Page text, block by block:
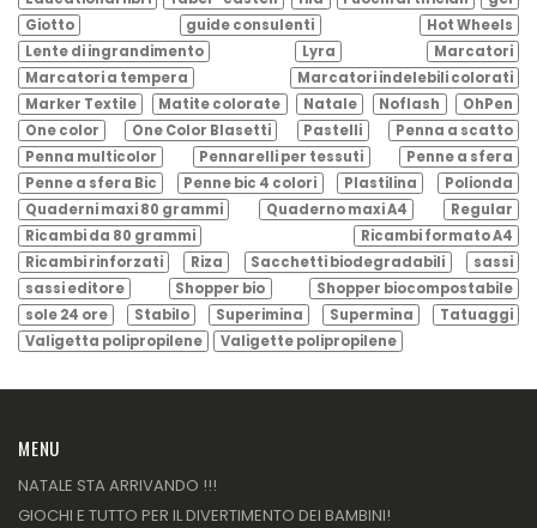
Giotto
guide consulenti
Hot Wheels
Lente di ingrandimento
Lyra
Marcatori
Marcatori a tempera
Marcatori indelebili colorati
Marker Textile
Matite colorate Natale Noflash
OhPen
One color
One Color Blasetti Pastelli
Penna a scatto
Penna multicolor
Pennarelli per tessuti
Penne a sfera
Penne a sfera Bic
Penne bic 4 colori Plastilina
Polionda
Quaderni maxi 80 grammi
Quaderno maxi A4
Regular
Ricambi da 80 grammi
Ricambi formato A4
Ricambi rinforzati
Riza Sacchetti biodegradabili
sassi
sassi editore
Shopper bio
Shopper biocompostabile
sole 24 ore
Stabilo Superimina Supermina
Tatuaggi
Valigetta polipropilene
Valigette polipropilene
MENU
NATALE STA ARRIVANDO !!!
GIOCHI E TUTTO PER IL DIVERTIMENTO DEI BAMBINI!